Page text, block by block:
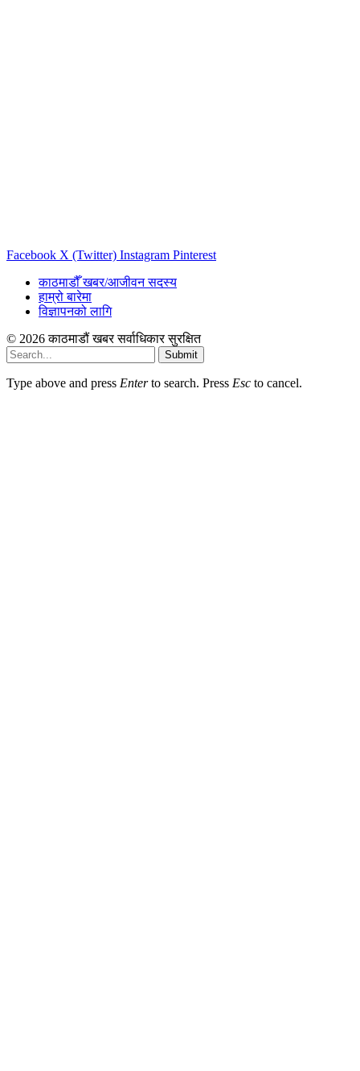
Facebook X (Twitter) Instagram Pinterest
काठमाडौँ खबर/आजीवन सदस्य
हाम्रो बारेमा
विज्ञापनको लागि
© 2026 काठमाडौं खबर सर्वाधिकार सुरक्षित
Submit
Type above and press Enterto search. Press Esc to cancel.